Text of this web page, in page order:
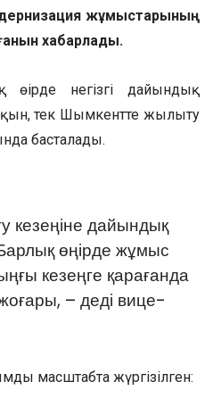
жұмыстарының
хабарлады.
негізгі дайындық
тек Шымкентте жылыту
басталады.
кезеңіне дайындық
өңірде жұмыс
кезеңге қарағанда
– деді вице-
масштабта жүргізілген: